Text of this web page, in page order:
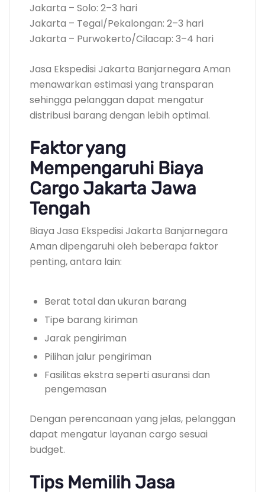
Jakarta – Solo: 2–3 hari
Jakarta – Tegal/Pekalongan: 2–3 hari
Jakarta – Purwokerto/Cilacap: 3–4 hari
Jasa Ekspedisi Jakarta Banjarnegara Aman
menawarkan estimasi yang transparan
sehingga pelanggan dapat mengatur
distribusi barang dengan lebih optimal.
Faktor yang
Mempengaruhi Biaya
Cargo Jakarta Jawa
Tengah
Biaya Jasa Ekspedisi Jakarta Banjarnegara
Aman dipengaruhi oleh beberapa faktor
penting, antara lain:
Berat total dan ukuran barang
Tipe barang kiriman
Jarak pengiriman
Pilihan jalur pengiriman
Fasilitas ekstra seperti asuransi dan
pengemasan
Dengan perencanaan yang jelas, pelanggan
dapat mengatur layanan cargo sesuai
budget.
Tips Memilih Jasa